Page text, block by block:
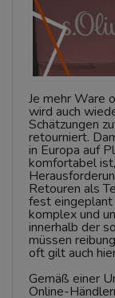
Je mehr Ware
wird auch
Schätzungen
retourniert.
in Europa auf
komfortabel
Retouren als
fest eingeplant
komplex und
innerhalb der
müssen
oft gilt auch
Gemäß einer
Online-